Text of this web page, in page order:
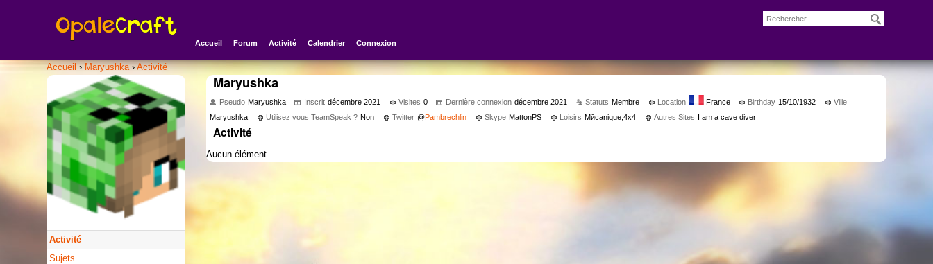
Accueil Forum Activité Calendrier Connexion
Accueil › Maryushka › Activité
Activité
Sujets
Maryushka
Pseudo Maryushka Inscrit décembre 2021 Visites 0 Dernière connexion décembre 2021 Statuts Membre Location France Birthday 15/10/1932
Ville
Maryushka
Utilisez vous TeamSpeak ? Non Twitter @Pambrechlin Skype MattonPS Loisirs Mйcanique,4x4 Autres Sites I am a cave diver
Activité
Aucun élément.